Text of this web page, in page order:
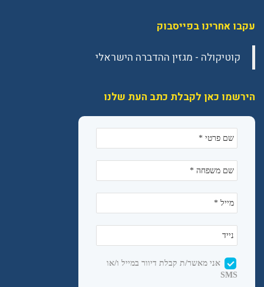
עקבו אחרינו בפייסבוק
הירשמו כאן לקבלת כתב העת שלנו